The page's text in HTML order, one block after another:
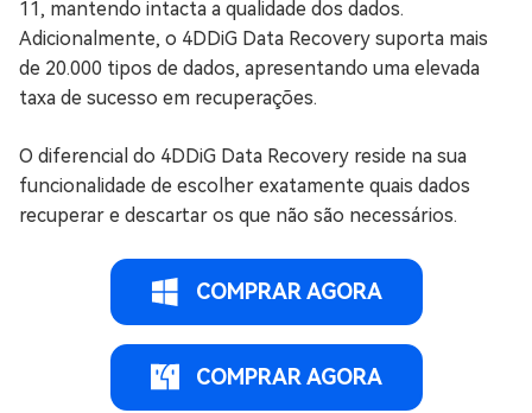
11, mantendo intacta a qualidade dos dados.
Adicionalmente, o 4DDiG Data Recovery suporta mais
de 20.000 tipos de dados, apresentando uma elevada
taxa de sucesso em recuperações.
O diferencial do 4DDiG Data Recovery reside na sua
funcionalidade de escolher exatamente quais dados
recuperar e descartar os que não são necessários.
COMPRAR AGORA
COMPRAR AGORA